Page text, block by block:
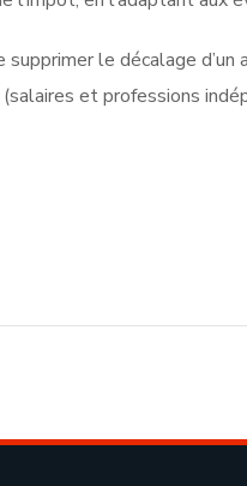
le décalage
et professions